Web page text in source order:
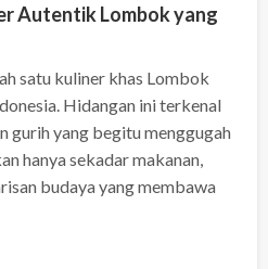
Autentik Lombok yang
satu kuliner khas Lombok
Hidangan ini terkenal
gurih yang begitu menggugah
hanya sekadar makanan,
budaya yang membawa